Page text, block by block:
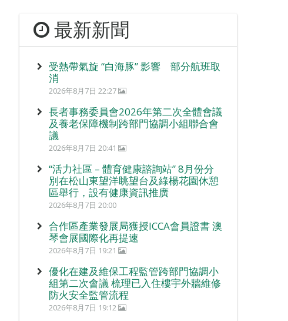
最新新聞
受熱帶氣旋 “白海豚” 影響 部分航班取
消
2026年8月7日 22:27
長者事務委員會2026年第二次全體會議
及養老保障機制跨部門協調小組聯合會
議
2026年8月7日 20:41
“活力社區 – 體育健康諮詢站” 8月份分
別在松山東望洋眺望台及綠楊花園休憩
區舉行，設有健康資訊推廣
2026年8月7日 20:00
合作區產業發展局獲授ICCA會員證書 澳
琴會展國際化再提速
2026年8月7日 19:21
優化在建及維保工程監管跨部門協調小
組第二次會議 梳理已入住樓宇外牆維修
防火安全監管流程
2026年8月7日 19:12